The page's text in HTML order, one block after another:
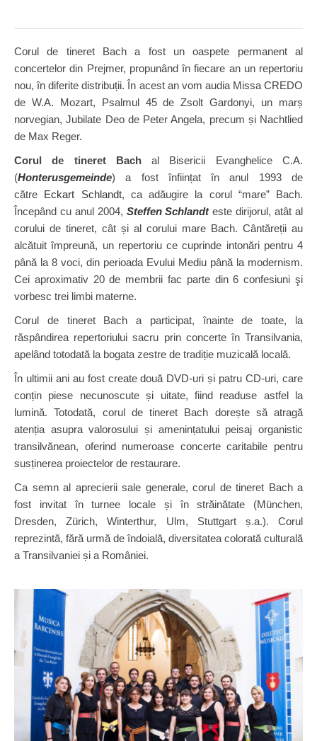
Corul de tineret Bach a fost un oaspete permanent al
concertelor din Prejmer, propunând în fiecare an un repertoriu
nou, în diferite distribuții. În acest an vom audia Missa CREDO
de W.A. Mozart, Psalmul 45 de Zsolt Gardonyi, un marș
norvegian, Jubilate Deo de Peter Angela, precum și Nachtlied
de Max Reger.
Corul de tineret Bachal Bisericii Evanghelice C.A.
(Honterusgemeinde) a fost înființat în anul 1993 de
către Eckart Schlandt, ca adăugire la corul “mare” Bach.
Începând cu anul 2004, Steffen Schlandteste dirijorul, atât al
corului de tineret, cât și al corului mare Bach. Cântăreții au
alcătuit împreună, un repertoriu ce cuprinde intonări pentru 4
până la 8 voci, din perioada Evului Mediu până la modernism.
Cei aproximativ 20 de membrii fac parte din 6 confesiuni şi
vorbesc trei limbi materne.
Corul de tineret Bach a participat, înainte de toate, la
răspândirea repertoriului sacru prin concerte în Transilvania,
apelând totodată la bogata zestre de tradiție muzicală locală.
În ultimii ani au fost create două DVD-uri și patru CD-uri, care
conțin piese necunoscute și uitate, fiind readuse astfel la
lumină. Totodată, corul de tineret Bach dorește să atragă
atenția asupra valorosului și amenințatului peisaj organistic
transilvănean, oferind numeroase concerte caritabile pentru
susținerea proiectelor de restaurare.
Ca semn al aprecierii sale generale, corul de tineret Bach a
fost invitat în turnee locale și în străinătate (München,
Dresden, Zürich, Winterthur, Ulm, Stuttgart ș.a.). Corul
reprezintă, fără urmă de îndoială, diversitatea colorată culturală
a Transilvaniei și a României.